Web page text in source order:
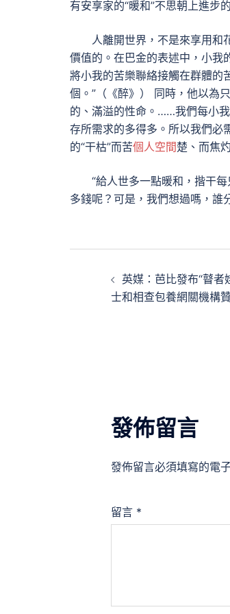
有安享家的“暖和”不思朝上進步
人離開世界，不是來享用和
價值的。在巴金的表述中，小我
將小我的苦樂聯絡接觸在群體的
個。”（《醉》） 同時，他以為只
的、滿溢的性命。……我們每小
存所需求的多得多。所以我們必
的“干枯”而苦個人空間楚、而焦
“給人世多一點暖和，揩干
多錢呢？可是，我們想過嗎，誰
英媒：芭比發布“瞽者
士和相查包養網關機構
發佈留言
發佈留言必須填寫的電
留言 *